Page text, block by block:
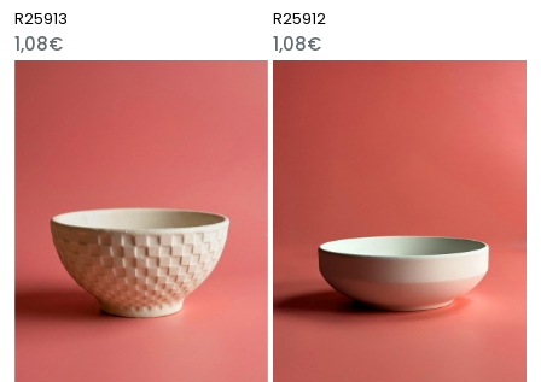
R25913
1,08€
R25912
1,08€